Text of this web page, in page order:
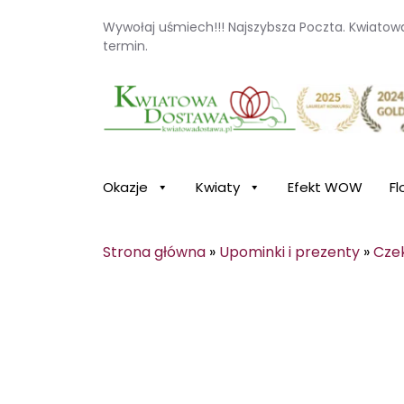
Wywołaj uśmiech!!! Najszybsza Poczta.
termin.
Kwiaciarnia internetowa Kwiatowa
Okazje Kwiaty Efekt WOW
Strona główna » Upominki i prezenty »